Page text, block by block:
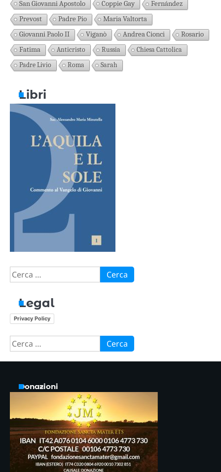
San Giovanni Apostolo
Coppie Gay
Fernández
Prevost
Padre Pio
Maria Valtorta
Giovanni Paolo II
Viganò Andrea Cionci
Rosario
Fatima
Anticristo Russia
Chiesa Cattolica
Padre Livio
Roma Sarah
Libri
Ricerca
per:
Legal
Privacy Policy
Ricerca
per:
Donazioni